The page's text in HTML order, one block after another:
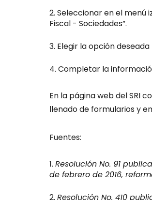
Seleccionar en el menú
Fiscal - Sociedades”.
Elegir la opción
Completar la
En la página web del SRI
llenado de formularios y
Fuentes:
Resolución No. 91
de febrero de 2016,
Resolución No. 410